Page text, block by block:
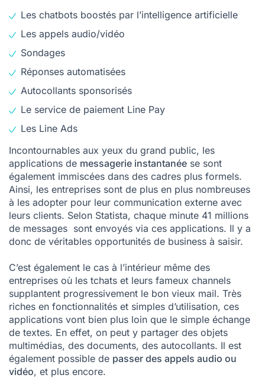
Les chatbots boostés par l’intelligence artificielle
Les appels audio/vidéo
Sondages
Réponses automatisées
Autocollants sponsorisés
Le service de paiement Line Pay
Les Line Ads
Incontournables aux yeux du grand public, les
applications de messagerie instantanée se sont
également immiscées dans des cadres plus formels.
Ainsi, les entreprises sont de plus en plus nombreuses
à les adopter pour leur communication externe avec
leurs clients. Selon Statista, chaque minute 41 millions
de messages sont envoyés via ces applications. Il y a
donc de véritables opportunités de business à saisir.
C’est également le cas à l’intérieur même des
entreprises où les tchats et leurs fameux channels
supplantent progressivement le bon vieux mail. Très
riches en fonctionnalités et simples d’utilisation, ces
applications vont bien plus loin que le simple échange
de textes. En effet, on peut y partager des objets
multimédias, des documents, des autocollants. Il est
également possible de passer des appels audio ou
vidéo, et plus encore.